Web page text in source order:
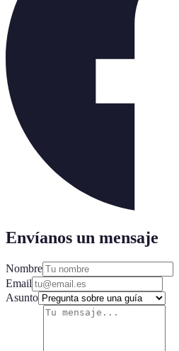
Envíanos un mensaje
Nombre
Email
Asunto